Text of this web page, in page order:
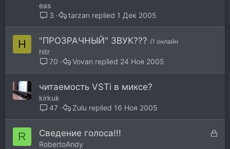
eas
3
1 Дек 2005
tarzan
H "ПРОЗРАЧНЫЙ" ЗВУК??? (1 онлайн
hitr
70
24 Ноя 2005
Vovan
читаемость VSTi в миксе?
kirkuk
47
16 Ноя 2005
Zulu
R
З
Сведение голоса!!!
RobertoAndy